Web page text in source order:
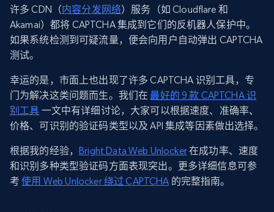
许多 CDN（内容分发网络）服务（如 Cloudflare 和
Akamai）都将 CAPTCHA 集成到它们的反机器人保护中。
如果系统检测到可疑流量，便会向用户自动弹出 CAPTCHA
测试。
幸运的是，市面上也出现了许多 CAPTCHA 识别工具，专
门为解决这类问题而生。我们在最好的 9 款 CAPTCHA 识
别工具 一文中有详细讨论，大家可以根据速度、准确率、
价格、可识别的验证码类型以及 API 集成等因素做出选择。
根据我的经验， Bright Data Web Unlocker在成功率、速度
和识别多种类型验证码方面表现突出。更多详细信息可参
考使用 Web Unlocker 绕过 CAPTCHA 的完整指南。